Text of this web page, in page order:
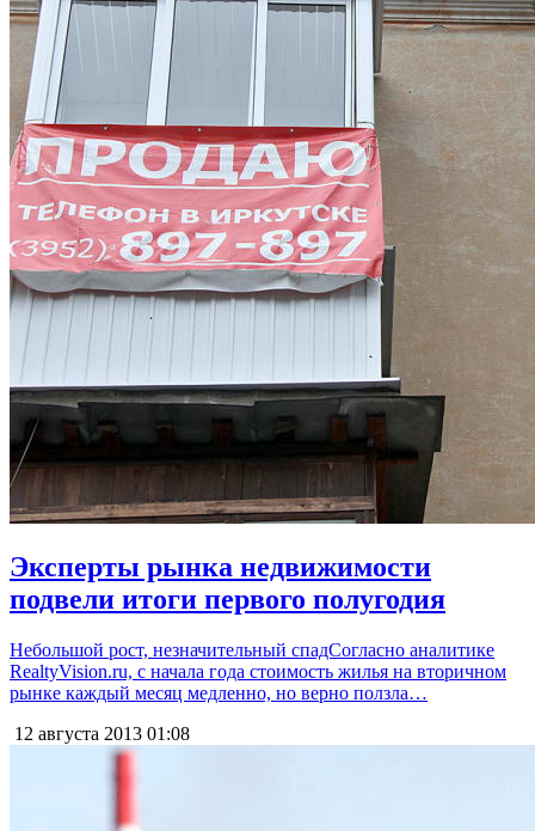
Эксперты рынка недвижимости
подвели итоги первого полугодия
Небольшой рост, незначительный спадСогласно аналитике
RealtyVision.ru, с начала года стоимость жилья на вторичном
рынке каждый месяц медленно, но верно ползла…
12 августа 2013 01:08